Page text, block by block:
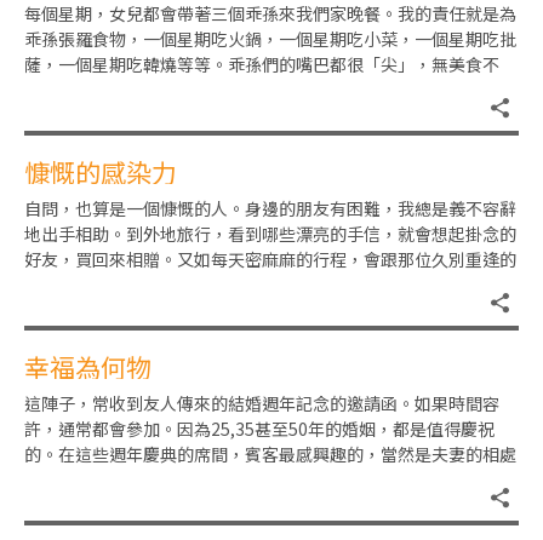
每個星期，女兒都會帶著三個乖孫來我們家晚餐。我的責任就是為
乖孫張羅食物，一個星期吃火鍋，一個星期吃小菜，一個星期吃批
薩，一個星期吃韓燒等等。乖孫們的嘴巴都很「尖」，無美食不
慷慨的感染力
自問，也算是一個慷慨的人。身邊的朋友有困難，我總是義不容辭
地出手相助。到外地旅行，看到哪些漂亮的手信，就會想起掛念的
好友，買回來相贈。又如每天密麻麻的行程，會跟那位久別重逢的
幸福為何物
這陣子，常收到友人傳來的結婚週年記念的邀請函。如果時間容
許，通常都會參加。因為25,35甚至50年的婚姻，都是值得慶祝
的。在這些週年慶典的席間，賓客最感興趣的，當然是夫妻的相處